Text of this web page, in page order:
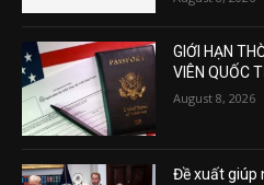
GIỚI HẠN
VIÊN QUỐC
August 8, 2026
Đề xuất giúp